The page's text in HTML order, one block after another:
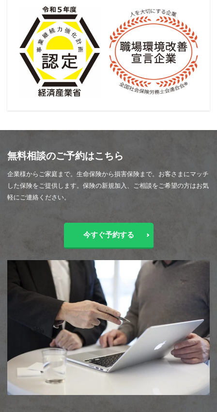
無料相談のご予約はこちら
企業様からご家庭まで。生命保険から損害保険まで。お客さまにマッチ
した保険をご提供します。保険の新規加入、ご相談をご希望の方はお気
軽にご連絡ください。
今すぐ予約する